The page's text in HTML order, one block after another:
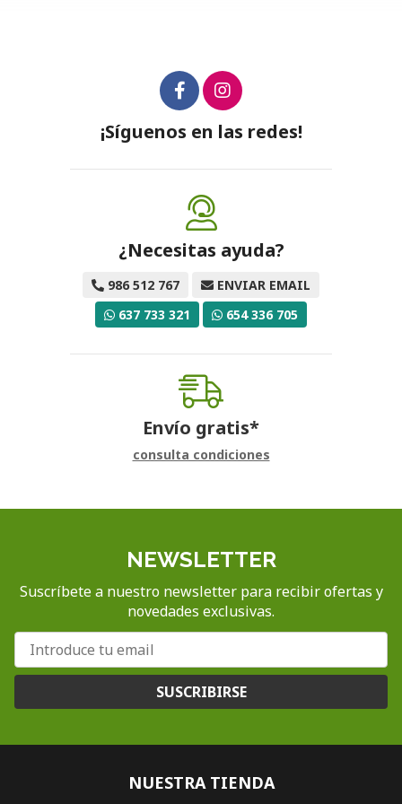
¡Síguenos en las redes!
¿Necesitas ayuda?
986 512 767
ENVIAR EMAIL
637 733 321
654 336 705
Envío gratis*
consulta condiciones
NEWSLETTER
Suscríbete a nuestro newsletter para recibir ofertas y
novedades exclusivas.
SUSCRIBIRSE
NUESTRA TIENDA